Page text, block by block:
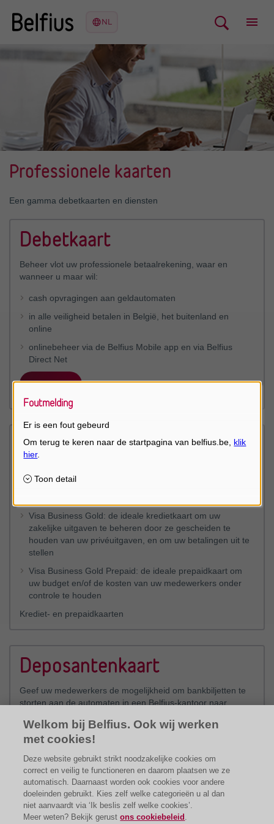
Professionele kaarten
Een gamma debetkaarten en diensten
Debetkaart
Beheer vlot uw professionele betaalrekening, waar en
wanneer u maar wil:
cash opvragingen aan geldautomaten
in alle veiligheid betalen in België, het buitenland en
online
onlinebeheer via de Belfius Mobile app en via Belfius
Direct Net
Debetkaart
Krediet- en prepaidkaarten
in handelszaken, en geniet de erraan verbonden
Visa Business Gold: de ideale kredietkaart om uw
zakelijke uitgaven te beheren door ze gescheiden te
houden van uw privéuitgaven, en om uw betalingen uit te
stellen
Visa Business Gold Prepaid: de ideale prepaidkaart om
uw budget en/of de kosten van uw medewerkers onder
controle te houden
Krediet- en prepaidkaarten
Deposantenkaart
Geef uw medewerkers de mogelijkheid om bankbiljetten te
storten aan de automaten in een Belfius-kantoor naar
Welkom bij Belfius. Ook wij werken
met cookies!
Deze website gebruikt strikt noodzakelijke cookies om
correct en veilig te functioneren en daarom plaatsen we ze
automatisch. Daarnaast worden ook cookies voor andere
doeleinden gebruikt. Kies zelf welke categorieën u al dan
niet aanvaardt via ‘Ik beslis zelf welke cookies’.
Meer weten? Bekijk gerustons cookiebeleid .
Foutmelding
Er is een fout gebeurd